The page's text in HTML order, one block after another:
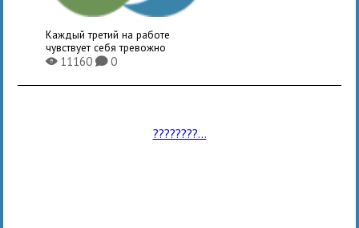
Каждый третий на работе
чувствует себя тревожно
X11160K0
????????...